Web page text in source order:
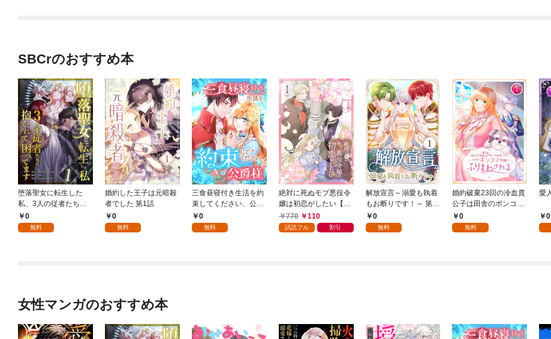
SBCrのおすすめ本
堕落聖女に転生した
私、3人の従者たちに
抱かれて困ってます 第
1話
0
無料
婚約した王子は元暗殺
者でした 第1話
0
無料
三食昼寝付き生活を約
束してください、公爵
様 1話
0
無料
絶対に死ぬモブ悪役令
嬢は初恋がしたい【単
行本版】 1巻
770 110
試読フル 割引
解放宣言～溺愛も執着
もお断りです！～ 第1
話0
無料
婚約破棄23回の冷血貴
公子は田舎のポンコツ
令嬢にふりまわされる
1話
0
無料
愛
0
女性マンガのおすすめ本